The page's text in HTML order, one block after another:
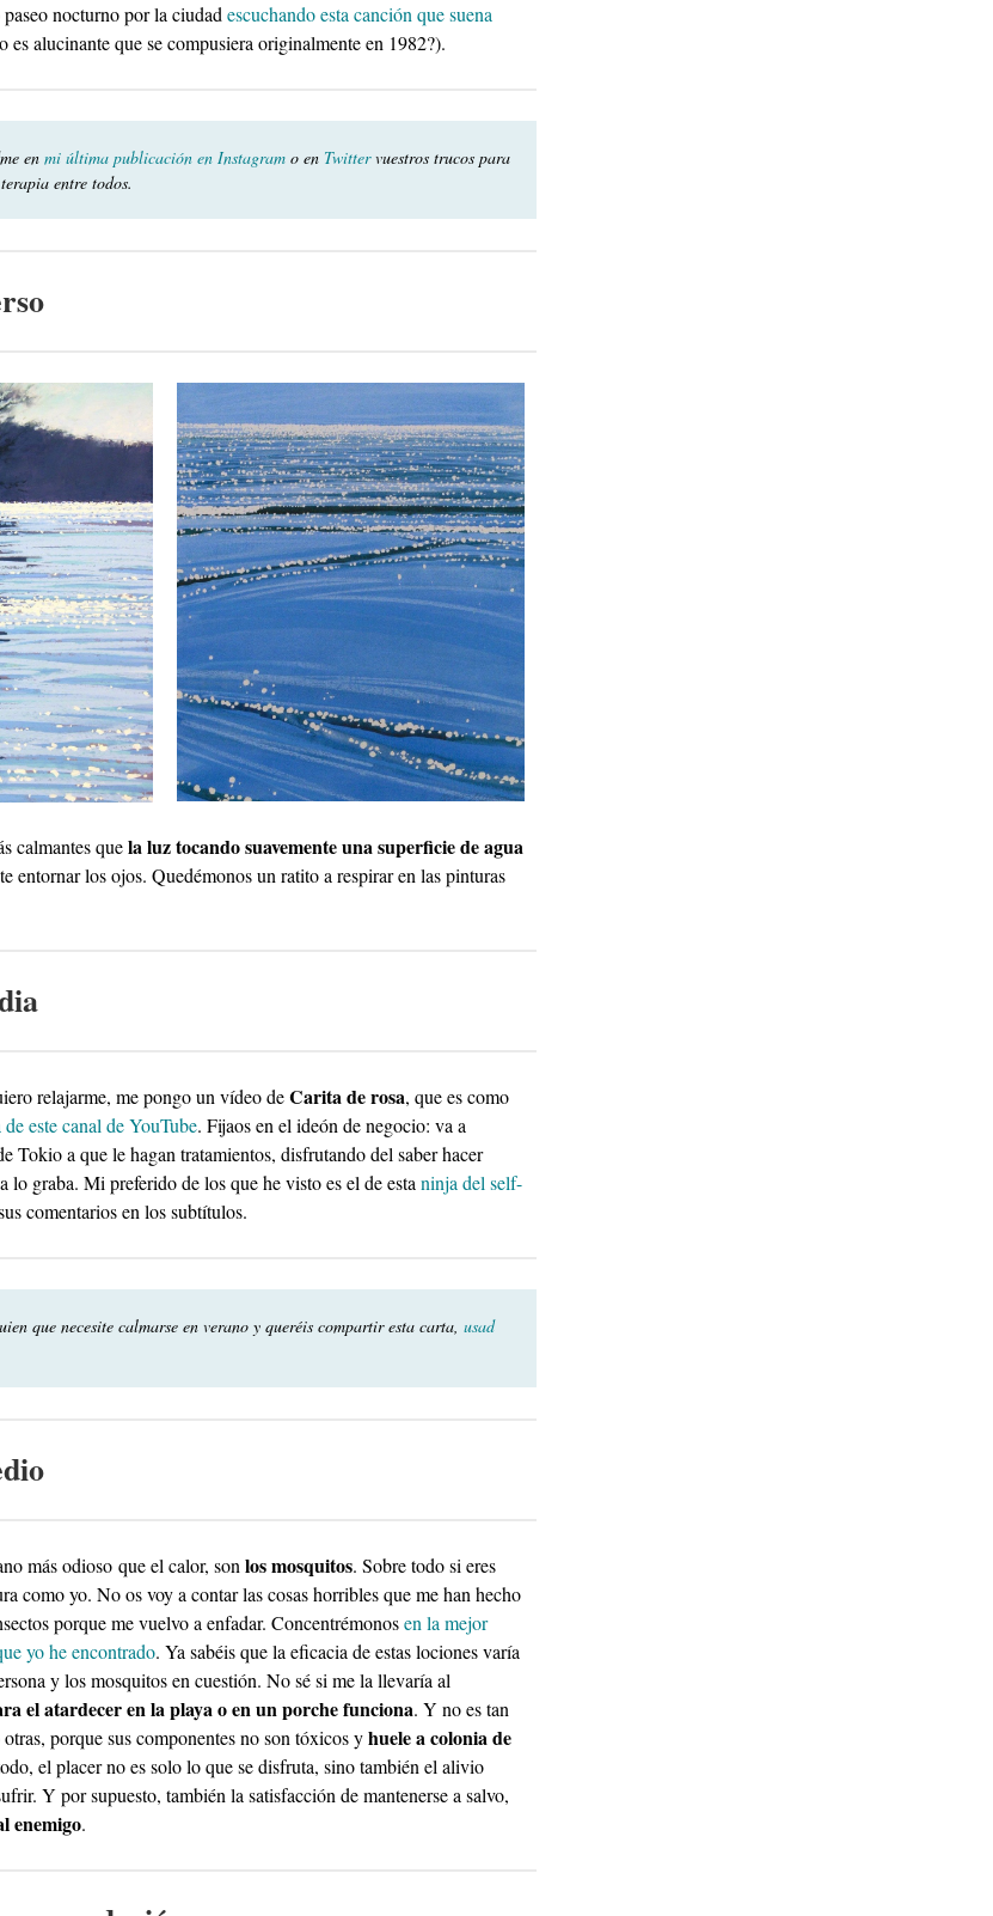
nocturno por la ciudad escuchando esta canción que suena
es alucinante que se compusiera originalmente en 1982?).
en mi última publicación en Instagram o en Twittervuestros trucos para
entre todos.
calmantes quela luz tocando suavemente una superficie de agua
entornar los ojos. Quedémonos un ratito a respirar en las pinturas
relajarme, me pongo un vídeo deCarita de rosa, que es como
este canal de YouTube. Fijaos en el ideón de negocio: va a
Tokio a que le hagan tratamientos, disfrutando del saber hacer
lo graba. Mi preferido de los que he visto es el de esta ninja del self-
comentarios en los subtítulos.
que necesite calmarse en verano y queréis compartir esta carta, usad
más odioso que el calor, son los mosquitos. Sobre todo si eres
como yo. No os voy a contar las cosas horribles que me han hecho
porque me vuelvo a enfadar. Concentrémonosen la mejor
yo he encontrado. Ya sabéis que la eficacia de estas lociones varía
y los mosquitos en cuestión. No sé si me la llevaría al
el atardecer en la playa o en un porche funciona. Y no es tan
porque sus componentes no son tóxicos yhuele a colonia de
el placer no es solo lo que se disfruta, sino también el alivio
Y por supuesto, también la satisfacción de mantenerse a salvo,
enemigo.